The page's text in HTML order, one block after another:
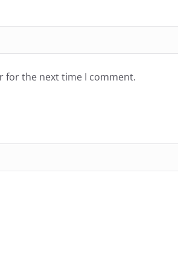
for the next time I comment.